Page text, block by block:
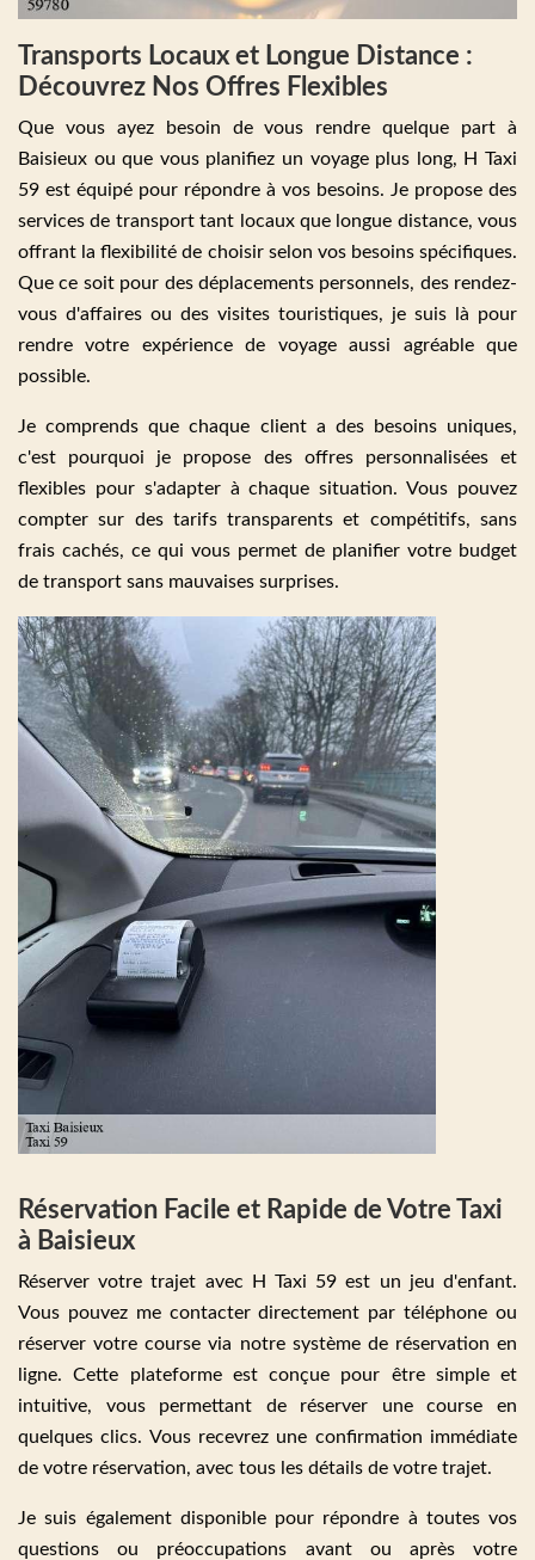
Transports Locaux et Longue Distance :
Découvrez Nos Offres Flexibles
Que vous ayez besoin de vous rendre quelque part à
Baisieux ou que vous planifiez un voyage plus long, H Taxi
59 est équipé pour répondre à vos besoins. Je propose des
services de transport tant locaux que longue distance, vous
offrant la flexibilité de choisir selon vos besoins spécifiques.
Que ce soit pour des déplacements personnels, des rendez-
vous d'affaires ou des visites touristiques, je suis là pour
rendre votre expérience de voyage aussi agréable que
possible.
Je comprends que chaque client a des besoins uniques,
c'est pourquoi je propose des offres personnalisées et
flexibles pour s'adapter à chaque situation. Vous pouvez
compter sur des tarifs transparents et compétitifs, sans
frais cachés, ce qui vous permet de planifier votre budget
de transport sans mauvaises surprises.
Réservation Facile et Rapide de Votre Taxi
à Baisieux
Réserver votre trajet avec H Taxi 59 est un jeu d'enfant.
Vous pouvez me contacter directement par téléphone ou
réserver votre course via notre système de réservation en
ligne. Cette plateforme est conçue pour être simple et
intuitive, vous permettant de réserver une course en
quelques clics. Vous recevrez une confirmation immédiate
de votre réservation, avec tous les détails de votre trajet.
Je suis également disponible pour répondre à toutes vos
questions ou préoccupations avant ou après votre